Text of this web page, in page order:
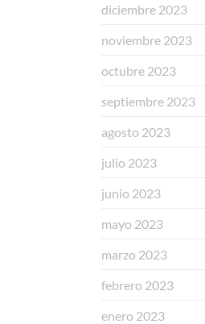
diciembre 2023
noviembre 2023
octubre 2023
septiembre 2023
agosto 2023
julio 2023
junio 2023
mayo 2023
marzo 2023
febrero 2023
enero 2023